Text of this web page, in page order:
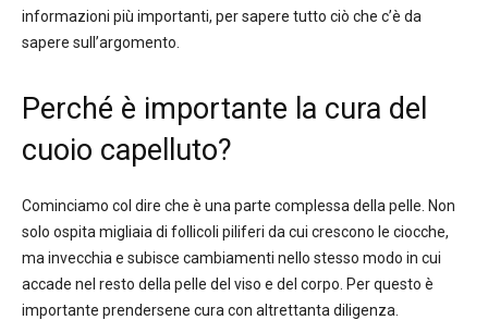
informazioni più importanti, per sapere tutto ciò che c’è da
sapere sull’argomento.
Perché è importante la cura del
cuoio capelluto?
Cominciamo col dire che è una parte complessa della pelle. Non
solo ospita migliaia di follicoli piliferi da cui crescono le ciocche,
ma invecchia e subisce cambiamenti nello stesso modo in cui
accade nel resto della pelle del viso e del corpo. Per questo è
importante prendersene cura con altrettanta diligenza.